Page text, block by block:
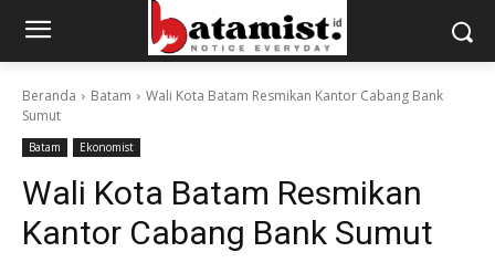
Beranda Batam
Wali Kota Batam Resmikan Kantor Cabang Bank
Sumut
Batam Ekonomist
Wali Kota Batam Resmikan
Kantor Cabang Bank Sumut